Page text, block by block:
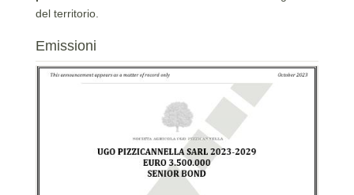
del territorio.
Emissioni